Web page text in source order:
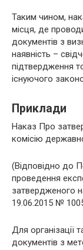
Таким чином,
місця, де
документів з
наявність –
підтвердження
існуючого
Приклади
Наказ Про
комісію
(Відповідно до
проведення
затвердженого
19.06.2015 №
Для організації
документів з